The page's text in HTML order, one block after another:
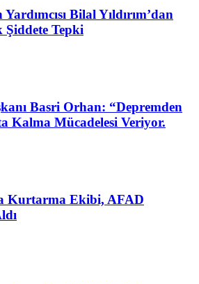
Bilal Yıldırım’dan
Şiddete Tepki
Basri Orhan: “Depremden
Kalma Mücadelesi Veriyor.
Kurtarma Ekibi, AFAD